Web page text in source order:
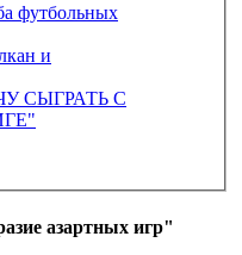
футбольных
и
СЫГРАТЬ С
азартных игр"